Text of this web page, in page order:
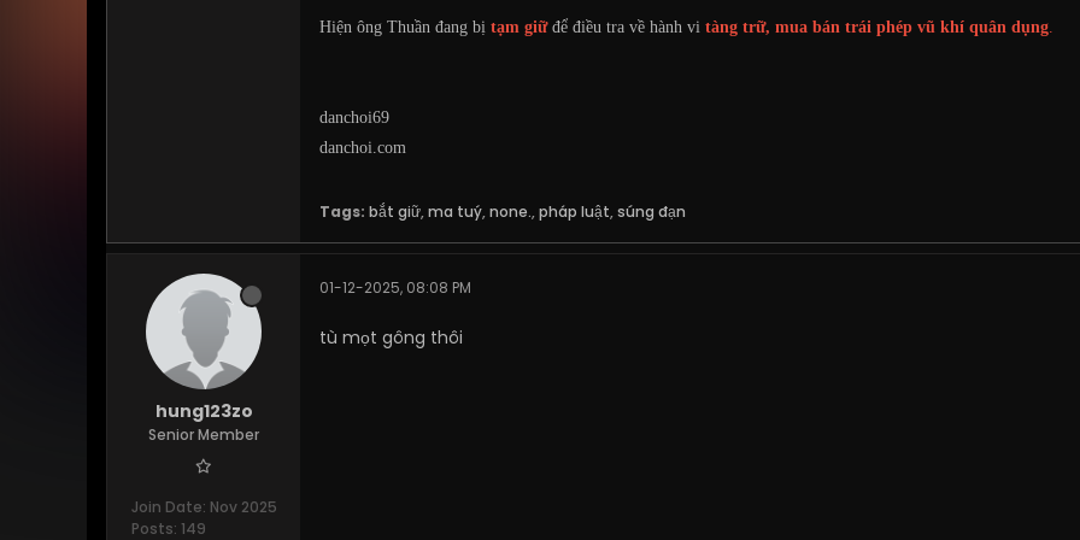
Hiện ông Thuần đang bị tạm giữđể điều tra về hành vi tàng trữ, mua bán trái phép vũ khí quân dụng.
danchoi69
danchoi.com
Tags: bắt giữ, ma tuý, none., pháp luật, súng đạn
hung123zo
Senior Member
Join Date: Nov 2025
Posts: 149
01-12-2025, 08:08 PM
tù mọt gông thôi